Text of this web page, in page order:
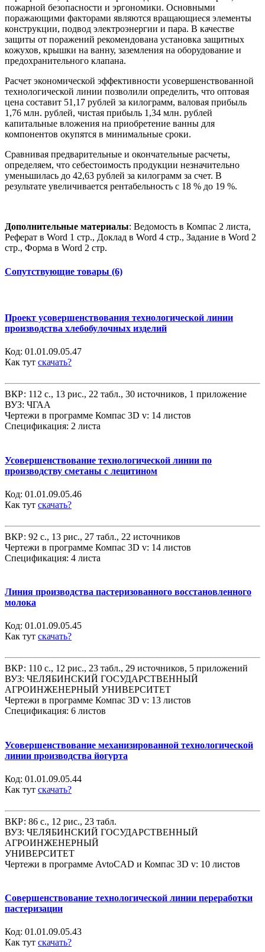
пожарной безопасности и эргономики. Основными
поражающими факторами являются вращающиеся элементы
конструкции, подвод электроэнергии и пара. В качестве
защиты от поражений рекомендована установка защитных
кожухов, крышки на ванну, заземления на оборудование и
предохранительного клапана.
Расчет экономической эффективности усовершенствованной
технологической линии позволили определить, что оптовая
цена составит 51,17 рублей за килограмм, валовая прибыль
1,76 млн. рублей, чистая прибыль 1,34 млн. рублей
капитальные вложения на приобретение ванны для
компонентов окупятся в минимальные сроки.
Сравнивая предварительные и окончательные расчеты,
определяем, что себестоимость продукции незначительно
уменьшилась до 42,63 рублей за килограмм за счет. В
результате увеличивается рентабельность с 18 % до 19 %.
Дополнительные материалы: Ведомость в Компас 2 листа,
Реферат в Word 1 стр., Доклад в Word 4 стр., Задание в Word 2
стр., Форма в Word 2 стр.
Сопутствующие товары (6)
Проект усовершенствования технологической линии
производства хлебобулочных изделий
Код: 01.01.09.05.47
Как тут скачать?
ВКР: 112 с., 13 рис., 22 табл., 30 источников, 1 приложение
ВУЗ: ЧГАА
Чертежи в программе Компас 3D v: 14 листов
Спецификация: 2 листа
Усовершенствование технологической линии по
производству сметаны с лецитином
Код: 01.01.09.05.46
Как тут скачать?
ВКР: 92 с., 13 рис., 27 табл., 22 источников
Чертежи в программе Компас 3D v: 14 листов
Спецификация: 4 листа
Линия производства пастеризованного восстановленного
молока
Код: 01.01.09.05.45
Как тут скачать?
ВКР: 110 с., 12 рис., 23 табл., 29 источников, 5 приложений
ВУЗ: ЧЕЛЯБИНСКИЙ ГОСУДАРСТВЕННЫЙ
АГРОИНЖЕНЕРНЫЙ УНИВЕРСИТЕТ
Чертежи в программе Компас 3D v: 13 листов
Спецификация: 6 листов
Усовершенствование механизированной технологической
линии производства йогурта
Код: 01.01.09.05.44
Как тут скачать?
ВКР: 86 с., 12 рис., 23 табл.
ВУЗ: ЧЕЛЯБИНСКИЙ ГОСУДАРСТВЕННЫЙ
АГРОИНЖЕНЕРНЫЙ
УНИВЕРСИТЕТ
Чертежи в программе AvtoCAD и Компас 3D v: 10 листов
Совершенствование технологической линии переработки
пастеризации
Код: 01.01.09.05.43
Как тут скачать?